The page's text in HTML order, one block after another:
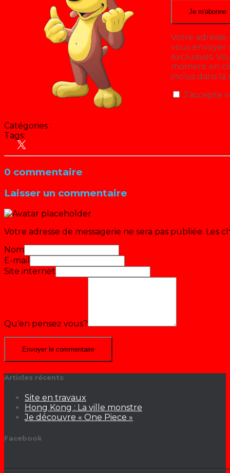
Votre
vous
exclusives.
moment en
inclus dans la
J'accepte
Catégories :
Tags:
0 commentaire
Laisser un commentaire
Votre adresse de messagerie ne sera pas publiée. Les
Nom
E-mail
Site internet
Qu’en pensez vous?
Articles récents
Site en travaux
Hong Kong : La ville monstre
Je découvre « One Piece »
Facebook